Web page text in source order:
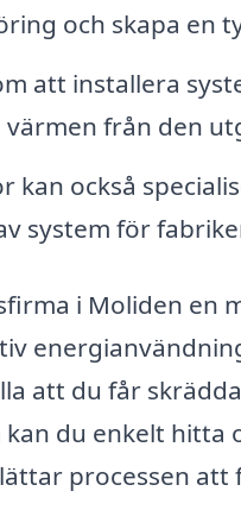
och skapa en
att installera
från den
kan också
system för
i Moliden en
att du får
du enkelt hitta
processen att